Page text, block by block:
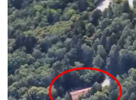
Управители:
Веселин
Василев,
email:
v.vasilev@flagman.bg
Катя
Касабова,
еmail:k.kassabova@flagman.bg